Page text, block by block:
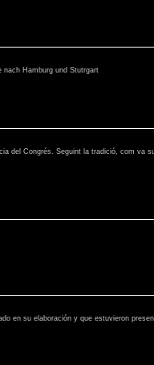
nach Hamburg und Stutrgart
del Congrés. Seguint la tradició, com
en su elaboración y que estuvieron